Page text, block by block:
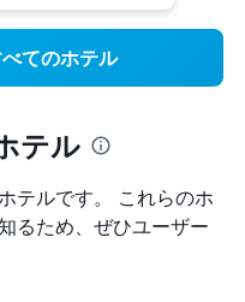
てのホテル
テル
テルです。 これらのホ
るため、ぜひユーザー